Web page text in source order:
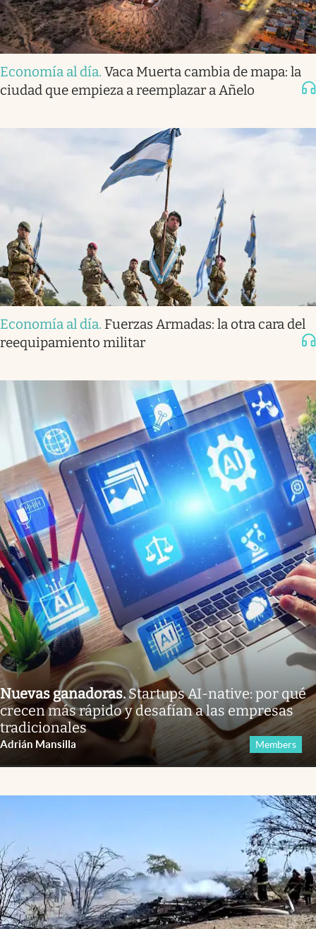
Economía al día. Vaca Muerta cambia de mapa: la
ciudad que empieza a reemplazar a Añelo
Economía al día. Fuerzas Armadas: la otra cara del
reequipamiento militar
Nuevas ganadoras.Startups AI-native: por qué
crecen más rápido y desafían a las empresas
tradicionales
Adrián Mansilla Members